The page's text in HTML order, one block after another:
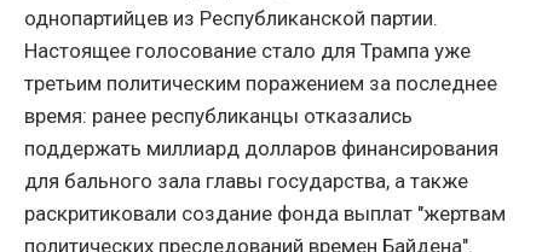
однопартийцев из Республиканской партии.
Настоящее голосование стало для Трампа уже
третьим политическим поражением за последнее
время: ранее республиканцы отказались
поддержать миллиард долларов финансирования
для бального зала главы государства, а также
раскритиковали создание фонда выплат "жертвам
политических преследований времен Байдена".